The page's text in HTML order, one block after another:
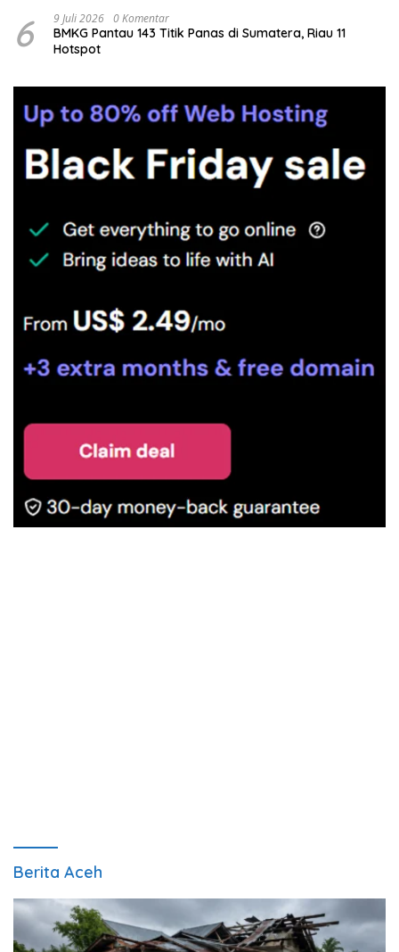
6 9 Juli 2026 0 Komentar
BMKG Pantau 143 Titik Panas di Sumatera, Riau 11
Hotspot
Berita Aceh